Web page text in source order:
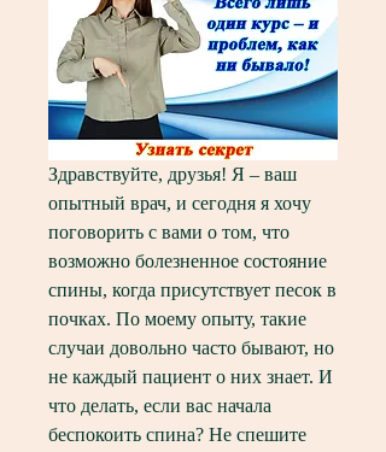
Здравствуйте, друзья! Я – ваш
опытный врач, и сегодня я хочу
поговорить с вами о том, что
возможно болезненное состояние
спины, когда присутствует песок в
почках. По моему опыту, такие
случаи довольно часто бывают, но
не каждый пациент о них знает. И
что делать, если вас начала
беспокоить спина? Не спешите